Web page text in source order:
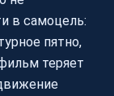
в самоцель:
пятно,
теряет